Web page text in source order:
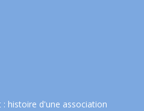
: histoire d'une association